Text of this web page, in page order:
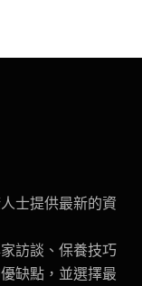
士提供最新的資
訪談、保養技巧
缺點，並選擇最